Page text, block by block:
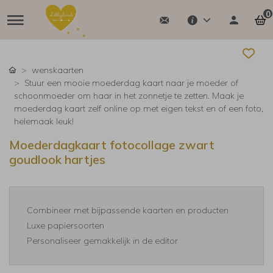
0
wenskaarten
Stuur een mooie moederdag kaart naar je moeder of
schoonmoeder om haar in het zonnetje te zetten. Maak je
moederdag kaart zelf online op met eigen tekst en of een foto,
helemaak leuk!
Moederdagkaart fotocollage zwart
goudlook hartjes
Combineer met bijpassende kaarten en producten
Luxe papiersoorten
Personaliseer gemakkelijk in de editor